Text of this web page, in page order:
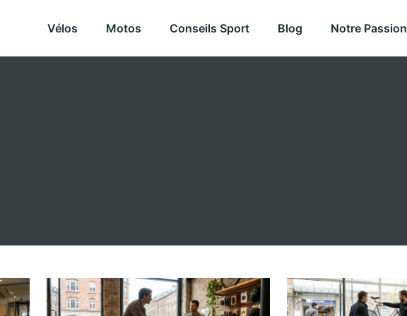
Vélos Motos Conseils Sport Blog Notre Passion